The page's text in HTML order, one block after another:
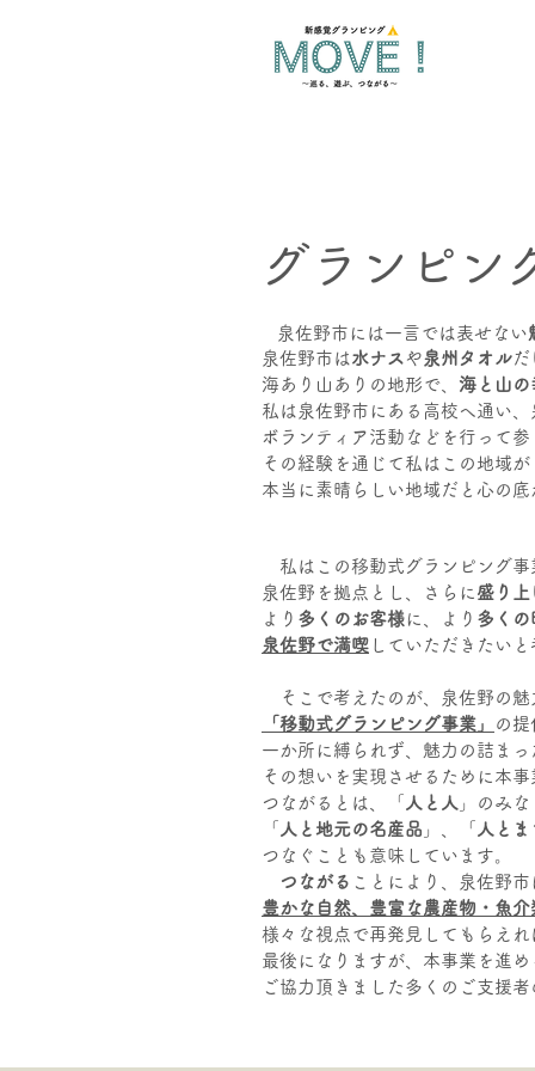
グランピン
泉佐野市には一言では表せない
泉佐野市は 水ナス や泉州タオル
海あり山ありの地形で、 海と山の
私は泉佐野市にある高校へ通い
ボランティア活動などを行って
その経験を通じて私はこの地域が
本当に素晴らしい地域だと心の
私はこの移動式グランピング事
泉佐野を拠点とし、さらに 盛り上
より 多くのお客様に、より 多くの
泉佐野で満喫 していただきたい
そこで考えたのが、泉佐野の魅
「移動式グランピング事業」
の
一か所に縛られず、魅力の詰ま
その想いを実現させるために本
つながるとは、「 人と人 」のみ
「 人と地元の名産品 」、「 人とま
つなぐことも意味しています。
つながる ことにより、泉佐野
豊かな自然、豊富な農産物・魚介
様々な視点で再発見してもらえ
最後になりますが、本事業を進
ご協力頂きました多くのご支援